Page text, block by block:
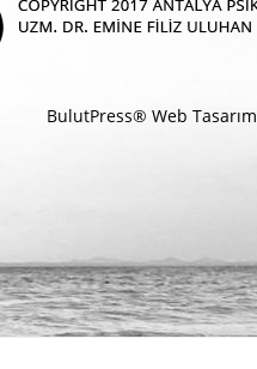
BulutPress® Web Tasarım